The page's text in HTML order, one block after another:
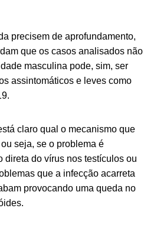
precisem de aprofundamento,
que os casos analisados não
masculina pode, sim, ser
assintomáticos e leves como
claro qual o mecanismo que
seja, se o problema é
direta do vírus nos testículos ou
que a infecção acarreta
provocando uma queda no